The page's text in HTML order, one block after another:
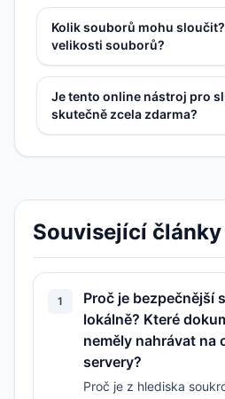
Kolik souborů mohu
velikosti souborů?
Je tento online nástroj pro
skutečně zcela zdarma?
Související články
1
Proč je bezpečnější
lokálně? Které
neměly nahrávat na
servery?
Proč je z hlediska